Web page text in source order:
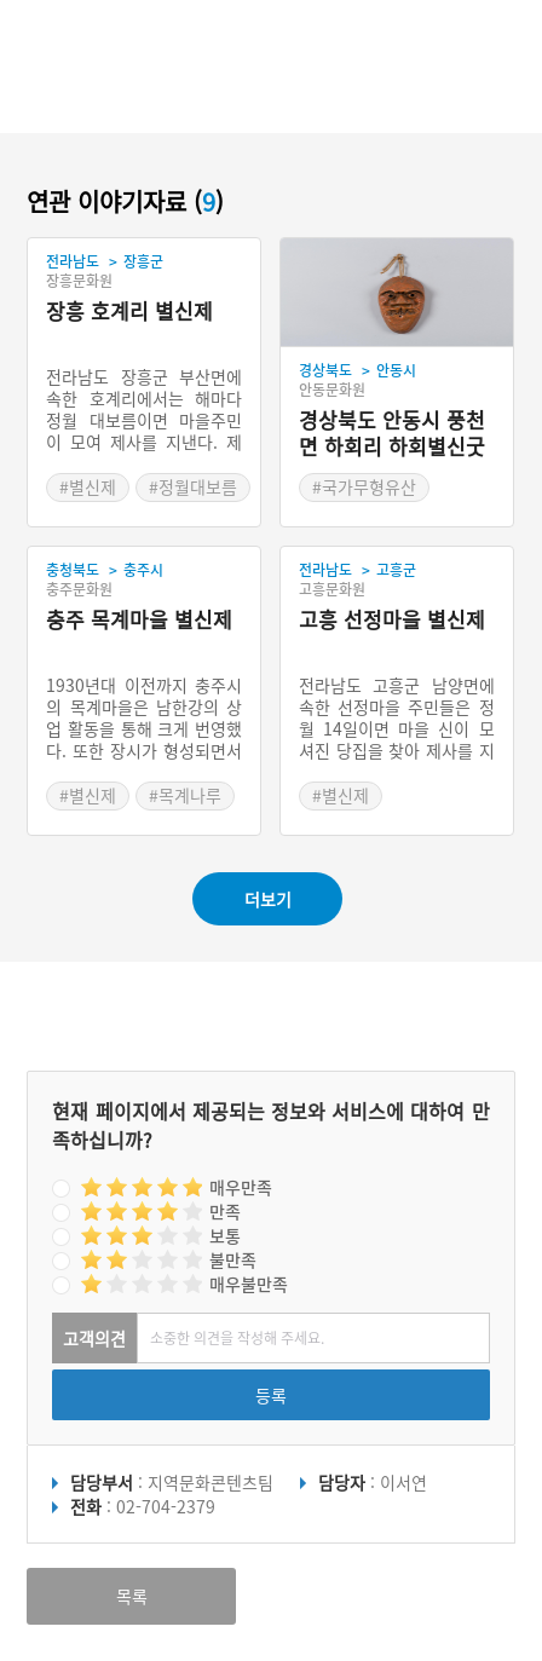
연관 이야기자료 (9)
전라남도 > 장흥군
장흥문화원
장흥 호계리 별신제
전라남도 장흥군 부산면에
속한 호계리에서는 해마다
정월 대보름이면 마을주민
이 모여 제사를 지낸다. 제
주민들은 천제(天祭)라 부
르기도 한다. 매년 음력 초
이렛날 제관을 선출한다. 이
장이 주관하는 마을 회의를
통해 제의를 지낼 이십여 명
의 제관을 뽑는다. 예전과
달리 여러 가지를 살피지는
않지만 가급적 부정하지 않
호계리 별신제에서 가장 중
요하게 생각하는 제관은 제
물을 준비하는 장찬(掌饌)
이다. 장찬은 대개 여성이
맡는다. 이 마을에서는 제관
으로 선정된 사람들에게 통
문을 돌린다.
#별신제
#정월대보름
경상북도 > 안동시
안동문화원
경상북도 안동시 풍천
면 하회리 하회별신굿
#국가무형유산
#안동 하회마을
#경상북도 마을이야기
충청북도 > 충주시
충주문화원
충주 목계마을 별신제
1930년대 이전까지 충주시
의 목계마을은 남한강의 상
업 활동을 통해 크게 번영했
다. 또한 장시가 형성되면서
의 장이 만들어졌다. 목계마
을이 번성했을 당시 상권 강
화와 주민들의 안녕을 위해
목계마을별신제다. 제의는
당고사-배고사-별신제-줄다
리기 순으로 이루어졌다. 주
신제, 줄다리기, 남사당놀이
가 사라졌으며 삼거리에 있
는 비석을 통해 당시의 번영
을 추측할 뿐이다.
#별신제
#목계나루
전라남도 > 고흥군
고흥문화원
고흥 선정마을 별신제
전라남도 고흥군 남양면에
속한 선정마을 주민들은 정
월 14일이면 마을 신이 모
셔진 당집을 찾아 제사를 지
명칭 외에 당산제, 제만 모
신다는 표현을 사용하여 당
제를 설명한다. 별신제를 지
당산으로 구성되어 있다. 제
의를 지내는 동안 먼저 12
개의 당산을 돌면서 의식을
#별신제
더보기
현재 페이지에서 제공되는 정보와 서비스에 대하여 만
족하십니까?
매우만족
만족
보통
불만족
매우불만족
고객의견
등록
담당부서 : 지역문화콘텐츠팀 담당자 : 이서연
전화 : 02-704-2379
목록